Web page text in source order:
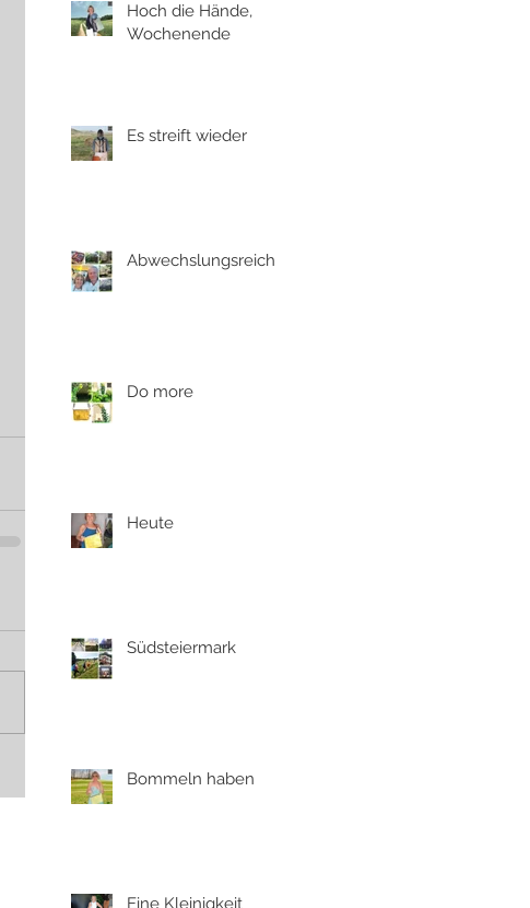
Hoch die Hände,
Wochenende
Es streift wieder
Abwechslungsreich
Do more
Heute
Südsteiermark
Bommeln haben